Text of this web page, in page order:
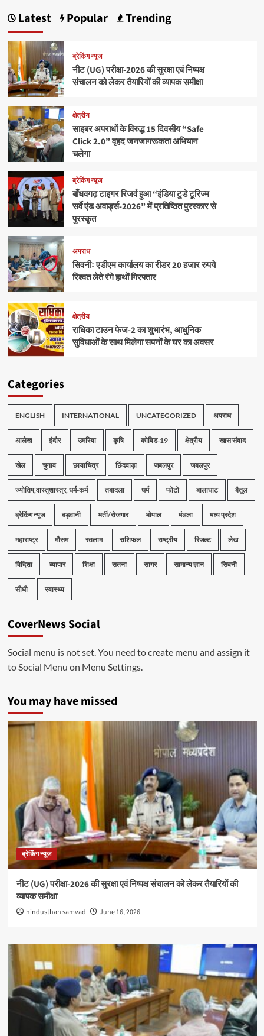
Latest Popular Trending
ब्रेकिंग न्यूज
नीट (UG) परीक्षा-2026 की सुरक्षा एवं निष्पक्ष
संचालन को लेकर तैयारियों की व्यापक समीक्षा
क्षेत्रीय
साइबर अपराधों के विरुद्ध 15 दिवसीय “Safe
Click 2.0” वृहद जनजागरूकता अभियान
चलेगा
ब्रेकिंग न्यूज
बाँधवगढ़ टाइगर रिजर्व हुआ “इंडिया टुडे टूरिज्म
सर्वे एंड अवार्ड्स-2026” में प्रतिष्ठित पुरस्कार से
पुरस्कृत
अपराध
सिवनीः एडीएम कार्यालय का रीडर 20 हजार रुपये
रिश्वत लेते रंगे हाथों गिरफ्तार
क्षेत्रीय
राधिका टाउन फेज-2 का शुभारंभ, आधुनिक
सुविधाओं के साथ मिलेगा सपनों के घर का अवसर
Categories
ENGLISH INTERNATIONAL UNCATEGORIZED अपराध
आलेख इंदौर उमरिया कृषि कोविड-19 क्षेत्रीय खास संवाद
खेल चुनाव छायाचित्र छिंदवाड़ा जबलपुर जबलपुर
ज्योतिष,वास्तुशास्त्र, धर्म-कर्म तबादला धर्म फोटो बालाघाट बैतूल
ब्रेकिंग न्यूज बड़वानी भर्ती/रोजगार भोपाल मंडला मध्य प्रदेश
महाराष्ट्र मौसम रतलाम राशिफल राष्ट्रीय रिजल्ट लेख
विदिशा व्यापार शिक्षा सतना सागर सामान्य ज्ञान सिवनी
सीधी स्वास्थ्य
CoverNews Social
Social menu is not set. You need to create menu and assign it
to Social Menu on Menu Settings.
You may have missed
ब्रेकिंग न्यूज
नीट (UG) परीक्षा-2026 की सुरक्षा एवं निष्पक्ष संचालन को लेकर तैयारियों की
व्यापक समीक्षा
hindusthan samvad June 16, 2026